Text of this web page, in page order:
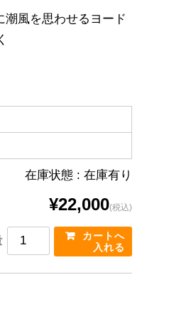
潮風を思わせるヨード
在庫状態 : 在庫有り
¥22,000(税込)